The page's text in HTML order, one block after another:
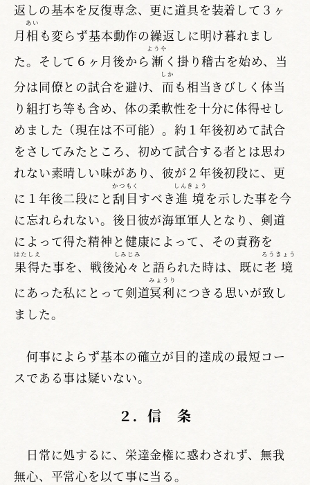
返しの基本を反復専念、更に道具を装着して３ヶ
月相
あい
も変らず基本動作の繰返しに明け暮れまし
た。そして６ヶ月後から 漸
ようや
く掛り稽古を始め、当
分は同僚との試合を避け、 而
しか
も相当きびしく体当
り組打ち等も含め、体の柔軟性を十分に体得せし
めました（現在は不可能）。約１年後初めて試合
をさしてみたところ、初めて試合する者とは思わ
れない素晴しい味があり、彼が２年後初段に、更
に１年後二段にと刮目
かつもく
すべき進境
しんきょう
を示した事を今
に忘れられない。後日彼が海軍軍人となり、剣道
によって得た精神と健康によって、その責務を
果得
はたしえ
た事を、戦後沁々
しみじみ
と語られた時は、既に老境
ろうきょう
にあった私にとって剣道冥利
みょうり
につきる思いが致し
ました。
何事によらず基本の確立が目的達成の最短コー
スである事は疑いない。
２．信 条
日常に処するに、栄達金権に惑わされず、無我
無心、平常心を以て事に当る。